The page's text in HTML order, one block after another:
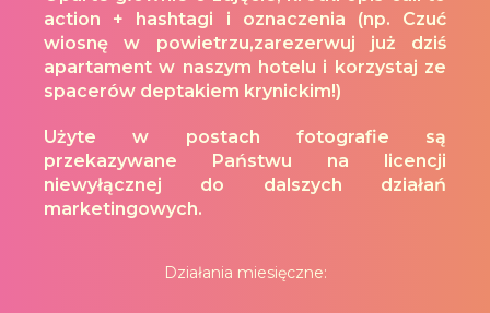
action + hashtagi i oznaczenia (np. Czuć
wiosnę w powietrzu,zarezerwuj już dziś
apartament w naszym hotelu i korzystaj ze
spacerów deptakiem krynickim!)
Użyte w postach fotografie są
przekazywane Państwu na licencji
niewyłącznej do dalszych działań
marketingowych.
Działania miesięczne: